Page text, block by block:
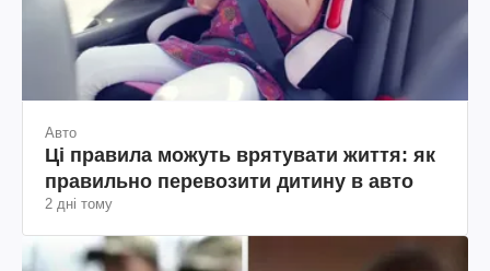
Авто
Ці правила можуть врятувати життя: як
правильно перевозити дитину в авто
2 дні тому